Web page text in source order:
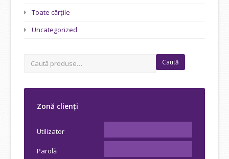
Toate cărțile
Uncategorized
Caută
Zonă clienți
Utilizator
Parolă